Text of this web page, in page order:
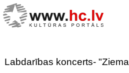
Labdarības koncerts-